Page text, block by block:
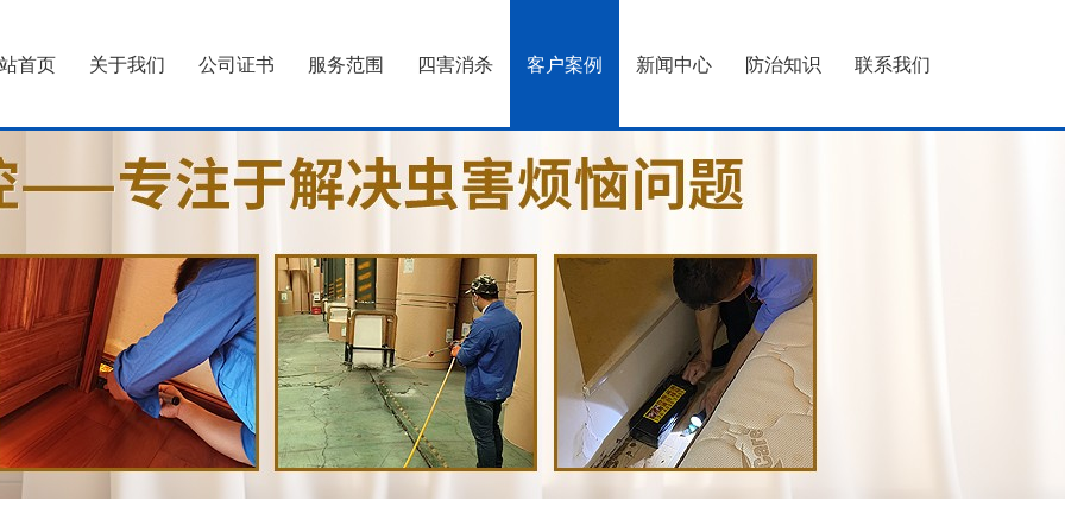
首页 关于我们 公司证书 服务范围 四害消杀 客户案例 新闻中心 防治知识 联系我们